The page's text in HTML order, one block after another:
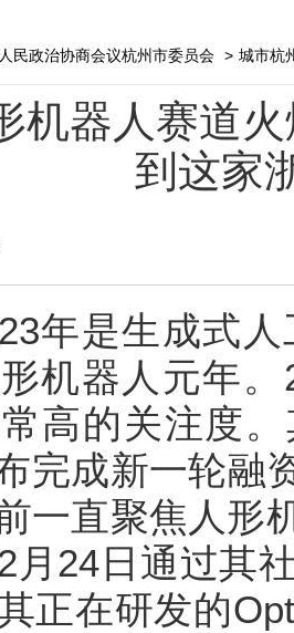
民政治协商会议杭州市委员会 > 城市杭
机器人赛道
到这家
年是生成式
机器人元年
高的关注度
完成新一轮融
一直聚焦人形
月24日通过其
正在研发的